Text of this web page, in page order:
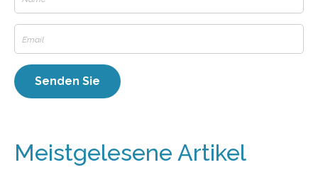
Meistgelesene Artikel